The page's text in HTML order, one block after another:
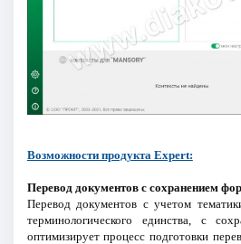
Возможности продукта Expert:
Перевод документов с сохранением
Перевод документов с учетом
терминологического единства, с
оптимизирует процесс подготовки